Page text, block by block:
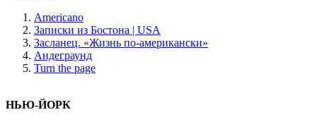
Americano
Записки из Бостона | USA
Засланец. «Жизнь по-американски»
Андеграунд
Turn the page
НЬЮ-ЙОРК